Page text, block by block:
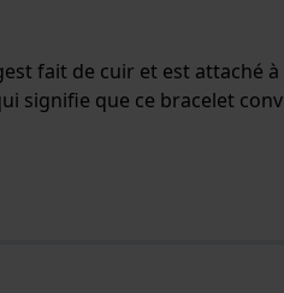
fait de cuir et est attaché
signifie que ce bracelet